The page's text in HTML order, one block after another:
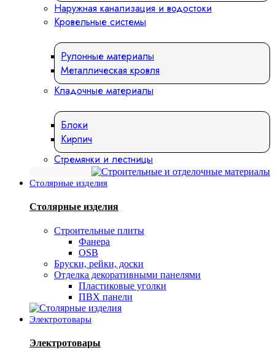
Наружная канализация и водостоки
Кровельные системы
Рулонные материалы
Металлическая кровля
Кладочные материалы
Блоки
Кирпич
Стремянки и лестницы
Столярные изделия
Столярные изделия
Строительные плиты
Фанера
OSB
Бруски, рейки, доски
Отделка декоративными панелями
Пластиковые уголки
ПВХ панели
Электротовары
Электротовары